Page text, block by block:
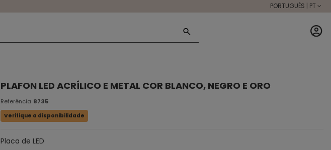
PORTUGUÊS | PT
PLAFON LED ACRÍLICO E METAL COR BLANCO, NEGRO E ORO
Referência 8735
Verifique a disponibilidade
Placa de LED